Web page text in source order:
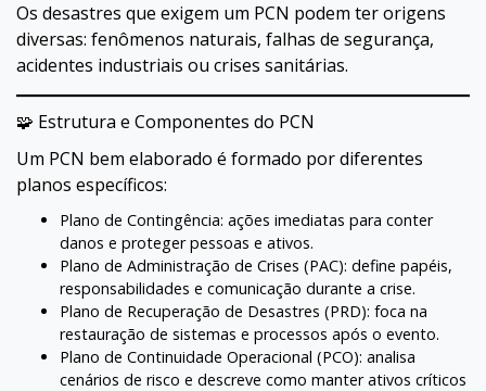
Os desastres que exigem um PCN podem ter origens
diversas: fenômenos naturais, falhas de segurança,
acidentes industriais ou crises sanitárias.
🧩 Estrutura e Componentes do PCN
Um PCN bem elaborado é formado por diferentes
planos específicos:
Plano de Contingência: ações imediatas para conter
danos e proteger pessoas e ativos.
Plano de Administração de Crises (PAC): define papéis,
responsabilidades e comunicação durante a crise.
Plano de Recuperação de Desastres (PRD): foca na
restauração de sistemas e processos após o evento.
Plano de Continuidade Operacional (PCO): analisa
cenários de risco e descreve como manter ativos críticos